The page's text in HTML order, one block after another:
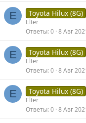
E Toyota Hilux (8G)
Elter
Ответы 0 8 Авг
E Toyota Hilux (8G)
Elter
Ответы 0 8 Авг
E Toyota Hilux (8G)
Elter
Ответы 0 8 Авг